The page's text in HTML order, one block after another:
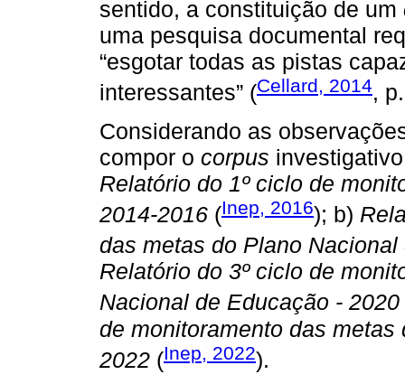
sentido, a constituição de um
uma pesquisa documental
“esgotar todas as pistas
interessantes” (Cellard, 2014,
Considerando as
compor o corpus
Relatório do 1º ciclo de
2014-2016 (Inep, 2016); b)
das metas do Plano
Relatório do 3º ciclo de
Nacional de Educação - 2020
de monitoramento das
2022 (Inep, 2022).